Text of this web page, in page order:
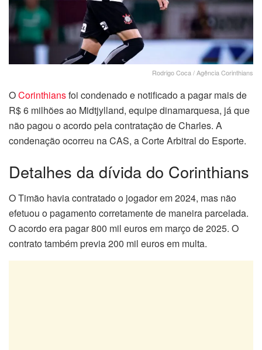
Rodrigo Coca / Agência Corinthians
OCorinthiansfoi condenado e notificado a pagar mais de
R$ 6 milhões ao Midtjylland, equipe dinamarquesa, já que
não pagou o acordo pela contratação de Charles. A
condenação ocorreu na CAS, a Corte Arbitral do Esporte.
Detalhes da dívida do Corinthians
O Timão havia contratado o jogador em 2024, mas não
efetuou o pagamento corretamente de maneira parcelada.
O acordo era pagar 800 mil euros em março de 2025. O
contrato também previa 200 mil euros em multa.